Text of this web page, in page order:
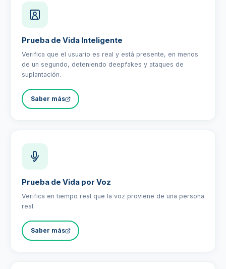
Prueba de Vida Inteligente
Verifica que el usuario es real y está presente, en menos
de un segundo, deteniendo deepfakes y ataques de
suplantación.
Saber más
Prueba de Vida por Voz
Verifica en tiempo real que la voz proviene de una persona
real.
Saber más